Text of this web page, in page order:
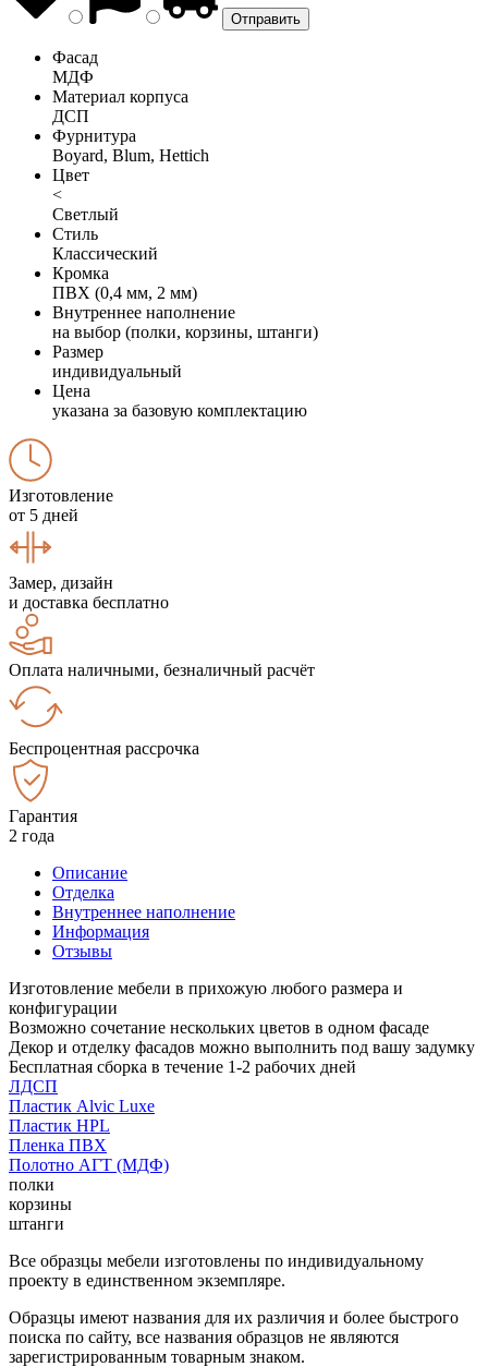
Фасад
МДФ
Материал корпуса
ДСП
Фурнитура
Boyard, Blum, Hettich
Цвет
<
Светлый
Стиль
Классический
Кромка
ПВХ (0,4 мм, 2 мм)
Внутреннее наполнение
на выбор (полки, корзины, штанги)
Размер
индивидуальный
Цена
указана за базовую комплектацию
Изготовление
от 5 дней
Замер, дизайн
и доставка бесплатно
Оплата наличными, безналичный расчёт
Беспроцентная рассрочка
Гарантия
2 года
Описание
Отделка
Внутреннее наполнение
Информация
Отзывы
Изготовление мебели в прихожую любого размера и
конфигурации
Возможно сочетание нескольких цветов в одном фасаде
Декор и отделку фасадов можно выполнить под вашу задумку
Бесплатная сборка в течение 1-2 рабочих дней
ЛДСП
Пластик Alvic Luxe
Пластик HPL
Пленка ПВХ
Полотно АГТ (МДФ)
полки
корзины
штанги
Все образцы мебели изготовлены по индивидуальному
проекту в единственном экземпляре.
Образцы имеют названия для их различия и более быстрого
поиска по сайту, все названия образцов не являются
зарегистрированным товарным знаком.